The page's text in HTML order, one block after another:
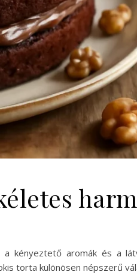
kényeztető aromák és a
torta különösen népszerű